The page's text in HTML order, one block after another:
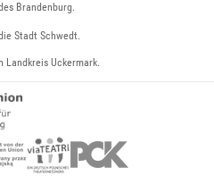
Brandenburg.
Stadt Schwedt.
Landkreis Uckermark.